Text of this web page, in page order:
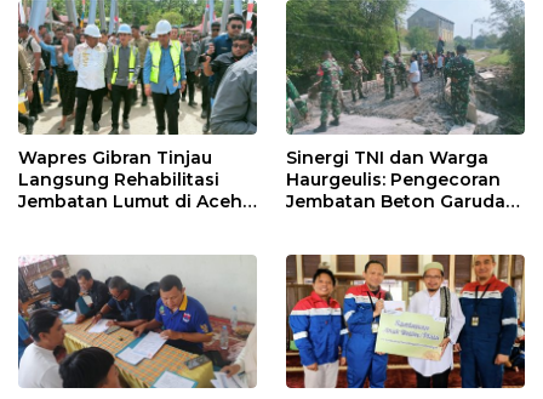
Wapres Gibran Tinjau
Langsung Rehabilitasi
Jembatan Lumut di Aceh
Sinergi TNI dan Warga
Haurgeulis: Pengecoran
Jembatan Beton Garuda